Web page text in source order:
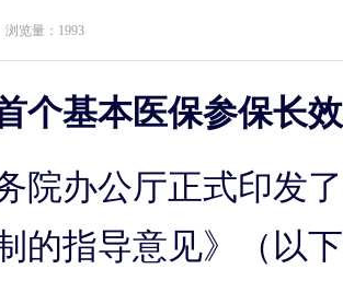
览量：1993
个基本医保参保长
院办公厅正式印发
的指导意见》（以